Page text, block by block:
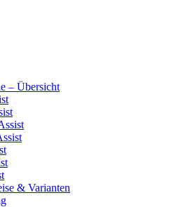
– Übersicht
& Varianten